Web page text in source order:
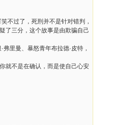
不过了，死刑并不是针对错判，
了三分，这个故事是由欺骗自己
里曼、暴怒青年布拉德·皮特，
就不是在确认，而是使自己心安